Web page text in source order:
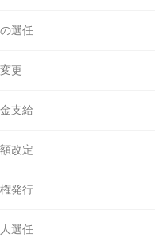
選任
更
支給
改定
発行
選任